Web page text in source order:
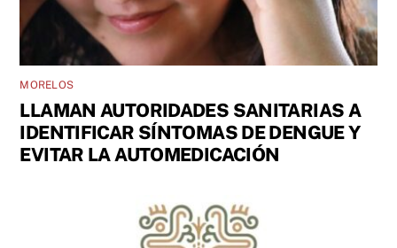
MORELOS
LLAMAN AUTORIDADES SANITARIAS A
IDENTIFICAR SÍNTOMAS DE DENGUE Y
EVITAR LA AUTOMEDICACIÓN